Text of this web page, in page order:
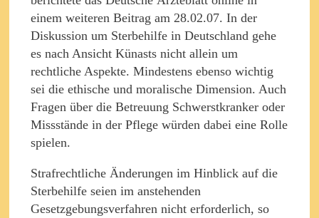
einem weiteren Beitrag am 28.02.07. In der
Diskussion um Sterbehilfe in Deutschland gehe
es nach Ansicht Künasts nicht allein um
rechtliche Aspekte. Mindestens ebenso wichtig
sei die ethische und moralische Dimension. Auch
Fragen über die Betreuung Schwerstkranker oder
Missstände in der Pflege würden dabei eine Rolle
spielen.
Strafrechtliche Änderungen im Hinblick auf die
Sterbehilfe seien im anstehenden
Gesetzgebungsverfahren nicht erforderlich, so